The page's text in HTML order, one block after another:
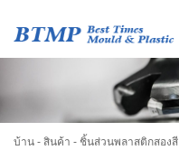
บ้าน - สินค้า - ชิ้นส่วนพลาสติกสองสี